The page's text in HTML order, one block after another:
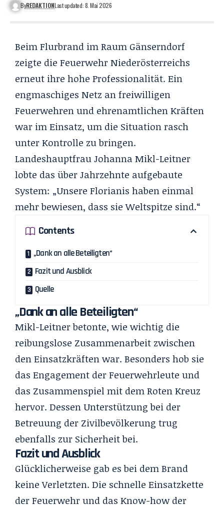
ByREDAKTIONLast updated: 8. Mai 2026
Beim Flurbrand im Raum Gänserndorf
zeigte die Feuerwehr Niederösterreichs
erneut ihre hohe Professionalität. Ein
engmaschiges Netz an freiwilligen
Feuerwehren und ehrenamtlichen Kräften
war im Einsatz, um die Situation rasch
unter Kontrolle zu bringen.
Landeshauptfrau Johanna Mikl-Leitner
lobte das über Jahrzehnte aufgebaute
System: „Unsere Florianis haben einmal
mehr bewiesen, dass sie Weltspitze sind.“
Contents
„Dank an alle Beteiligten“
Fazit und Ausblick
Quelle
„Dank an alle Beteiligten“
Mikl-Leitner betonte, wie wichtig die
reibungslose Zusammenarbeit zwischen
den Einsatzkräften war. Besonders hob sie
das Engagement der Feuerwehrleute und
das Zusammenspiel mit dem Roten Kreuz
hervor. Dessen Unterstützung bei der
Betreuung der Zivilbevölkerung trug
ebenfalls zur Sicherheit bei.
Fazit und Ausblick
Glücklicherweise gab es bei dem Brand
keine Verletzten. Die schnelle Einsatzkette
der Feuerwehr und das Know-how der